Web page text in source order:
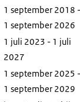
1 september 2018 -
1 september 2026
1 juli 2023 - 1 juli
2027
1 september 2025 -
1 september 2029